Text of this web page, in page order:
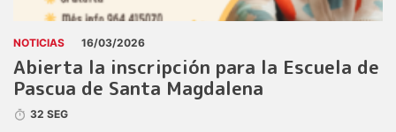
NOTICIAS 16/03/2026
Abierta la inscripción para la Escuela de
Pascua de Santa Magdalena
32 SEG